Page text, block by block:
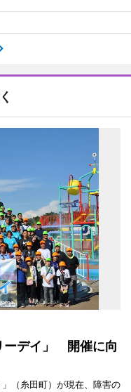
ーデイ」 開催に向
（糸田町）が現在、障害の